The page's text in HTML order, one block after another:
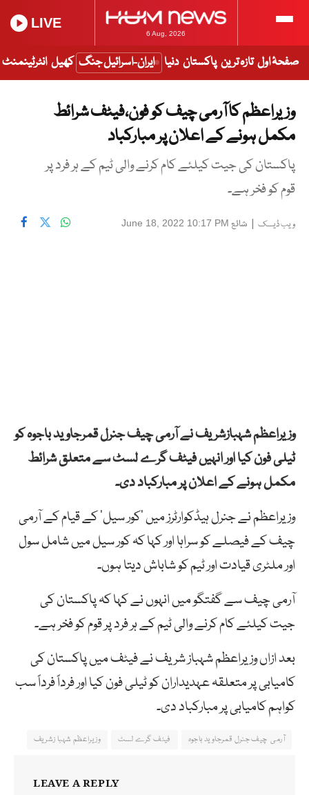
6 Aug, 2026
LIVE
صفحۂ اول تازہ ترین پاکستان دنیا ایران-اسرائیل جنگ کھیل انٹرٹینمنٹ
وزیراعظم کا آرمی چیف کو فون،فیٹف شرائط
مکمل ہونے کے اعلان پر مبارکباد
پاکستان کی جیت کیلئے کام کرنے والی ٹیم کے ہر فرد پر
قوم کو فخر ہے۔
ویب ڈیسک | شائع June 18, 2022 10:17 PM
وزیراعظم شہبازشریف نے آرمی چیف جنرل قمرجاوید باجوہ کو
ٹیلی فون کیا اور انہیں فیٹف گرے لسٹ سے متعلق شرائط
مکمل ہونے کے اعلان پر مبارکباد دی۔
وزیراعظم نے جنرل ہیڈکوارٹرز میں ‘کور سیل’ کے قیام کے آرمی
چیف کے فیصلے کو سراہا اور کہا کہ کور سیل میں شامل سول
اور ملٹری قیادت اور ٹیم کو شاباش دیتا ہوں۔
آرمی چیف سے گفتگو میں انہوں نے کہا کہ پاکستان کی
جیت کیلئے کام کرنے والی ٹیم کے ہر فرد پر قوم کو فخر ہے۔
بعد ازاں وزیراعظم شہباز شریف نے فیٹف میں پاکستان کی
کامیابی پر متعلقہ عہدیداران کو ٹیلی فون کیا اور فرداً فرداً سب
کواہم کامیابی پر مبارکباد دی۔
آرمی چیف جنرل قمرجاوید باجوہ فیٹف گرے لسٹ وزیراعظم شہبا زشریف
LEAVE A REPLY